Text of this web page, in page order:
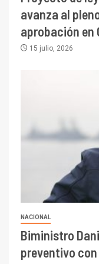
avanza al
aprobación en
15 julio, 2026
NACIONAL
Biministro
preventivo
1